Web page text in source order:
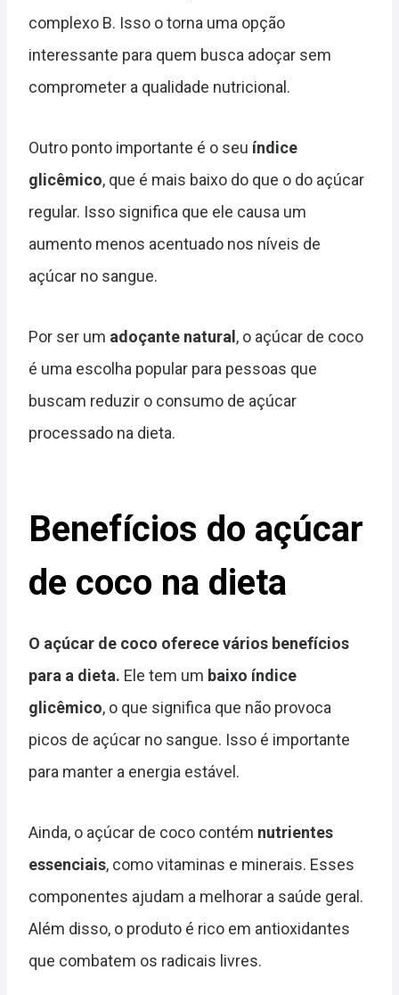
complexo B. Isso o torna uma opção
interessante para quem busca adoçar sem
comprometer a qualidade nutricional.
Outro ponto importante é o seu índice
glicêmico, que é mais baixo do que o do açúcar
regular. Isso significa que ele causa um
aumento menos acentuado nos níveis de
açúcar no sangue.
Por ser um adoçante natural , o açúcar de coco
é uma escolha popular para pessoas que
buscam reduzir o consumo de açúcar
processado na dieta.
Benefícios do açúcar
de coco na dieta
O açúcar de coco oferece vários benefícios
para a dieta. Ele tem um baixo índice
glicêmico, o que significa que não provoca
picos de açúcar no sangue. Isso é importante
para manter a energia estável.
Ainda, o açúcar de coco contém nutrientes
essenciais, como vitaminas e minerais. Esses
componentes ajudam a melhorar a saúde geral.
Além disso, o produto é rico em antioxidantes
que combatem os radicais livres.